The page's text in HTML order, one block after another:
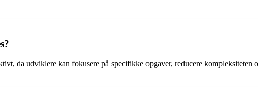
da udviklere kan fokusere på specifikke opgaver, reducere kompleksiteten